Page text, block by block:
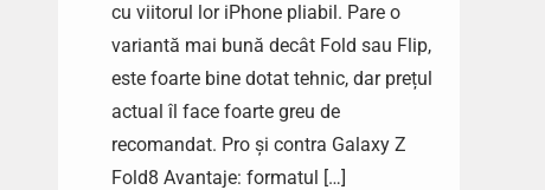
cu viitorul lor iPhone pliabil. Pare o
variantă mai bună decât Fold sau Flip,
este foarte bine dotat tehnic, dar prețul
actual îl face foarte greu de
recomandat. Pro și contra Galaxy Z
Fold8 Avantaje: formatul […]